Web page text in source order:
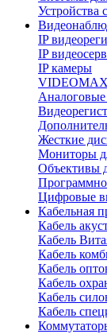
Устройства
IP
IP
IP камеры
VIDEOMAX
Жесткие
Мониторы
Объективы
Цифровые
Кабельная
Кабель
Кабель
Кабель
Кабель
Кабель
Кабель
Кабель